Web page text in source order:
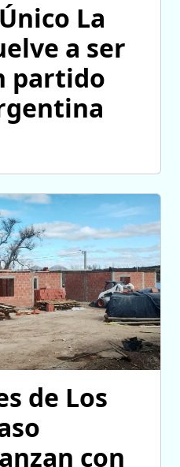
La
a ser
partido
de Los
con